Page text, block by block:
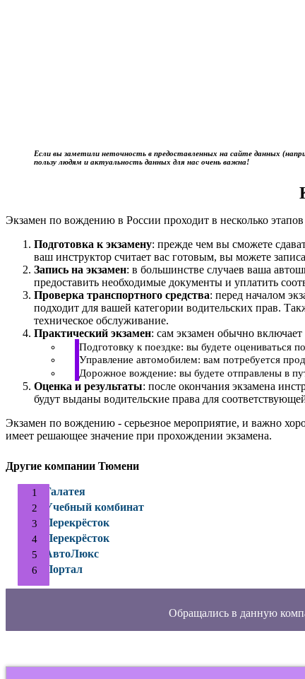
Если вы заметили неточность в предоставленных на сайте данных
пользу людям и актуальность данных для нас очень важна!
Экзамен по вождению в России проходит в несколько
Подготовка к экзамену: прежде чем вы сможете
ваш инструктор считает вас готовым, вы можете
Запись на экзамен: в большинстве случаев ваша
предоставить необходимые документы и уплатить
Проверка транспортного средства: перед началом
подходит для вашей категории водительских прав.
техническое обслуживание.
Практический экзамен: сам экзамен обычно включает
Подготовку к поездке: вы будете оцениваться
Управление автомобилем: вам потребуется
Дорожное вождение: вы будете отправлены в
Оценка и результаты: после окончания экзамена
будут выданы водительские права для
Экзамен по вождению - серьезное мероприятие, и важно
имеет решающее значение при прохождении экзамена.
Другие компании Тюмени
Галатея
Учебный комбинат
Перекрёсток
Перекрёсток
АвтоЛюкс
Портал
Обращались в данную